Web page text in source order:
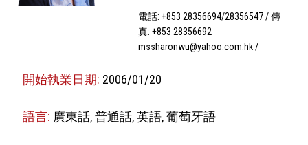
電話: +853 28356694/28356547 / 傳
真: +853 28356692
mssharonwu@yahoo.com.hk /
開始執業日期: 2006/01/20
語言: 廣東話, 普通話, 英語, 葡萄牙語